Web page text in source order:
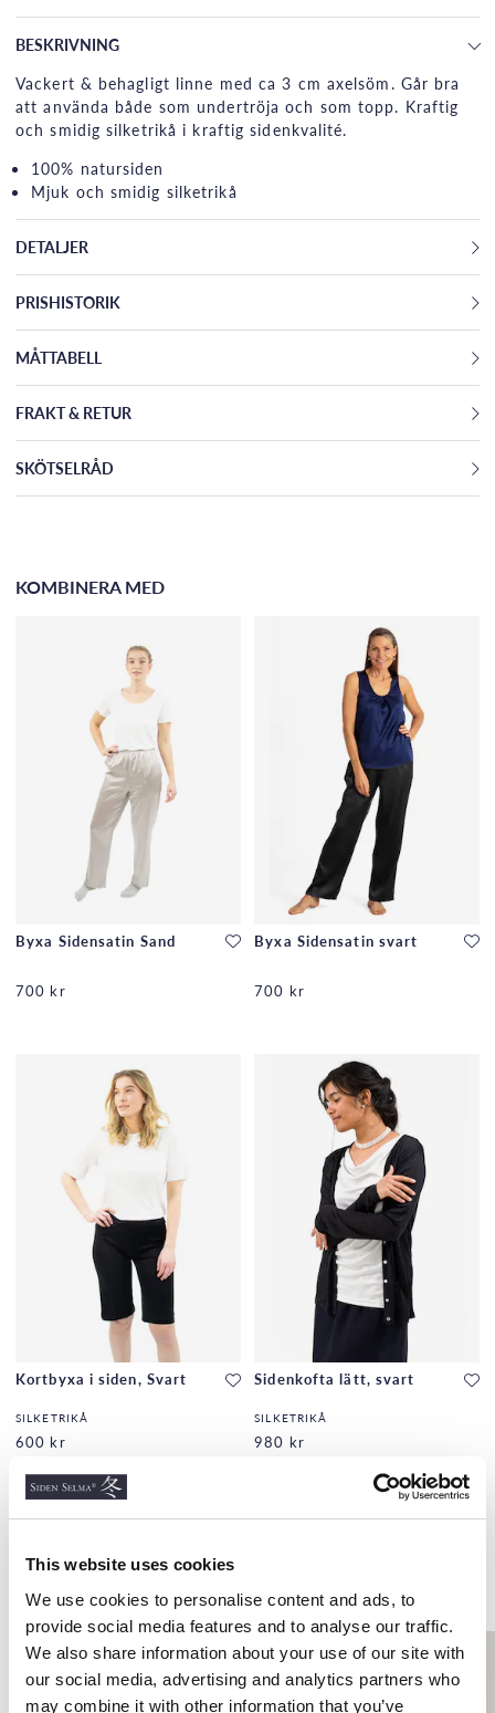
This website uses cookies
We use cookies to personalise content and ads, to
provide social media features and to analyse our traffic.
We also share information about your use of our site with
our social media, advertising and analytics partners who
may combine it with other information that you’ve
BESKRIVNING
Vackert & behagligt linne med ca 3 cm axelsöm. Går bra
att använda både som undertröja och som topp. Kraftig
och smidig silketrikå i kraftig sidenkvalité.
100% natursiden
Mjuk och smidig silketrikå
DETALJER
PRISHISTORIK
MÅTTABELL
FRAKT & RETUR
SKÖTSELRÅD
KOMBINERA MED
Byxa Sidensatin Sand
700 kr
Byxa Sidensatin svart
700 kr
Kortbyxa i siden, Svart
SILKETRIKÅ
600 kr
Sidenkofta lätt, svart
SILKETRIKÅ
980 kr